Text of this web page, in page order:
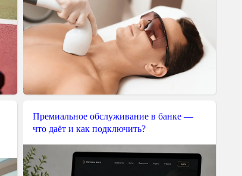
Премиальное обслуживание в банке —
что даёт и как подключить?